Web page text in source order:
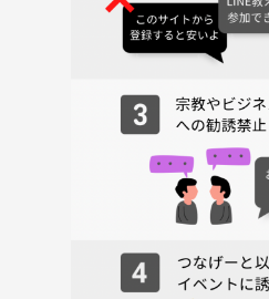
■飲み物はフタ付きのペットボトル推
■初心者の方も参加されますので全員
■紳士、淑女の社交場であるので身だ